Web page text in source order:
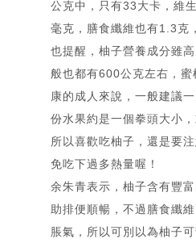
公克中，只有33大卡，維
毫克，膳食纖維也有1.3克
也提醒，柚子營養成分雖
般也都有600公克左右，蜜
康的成人來說，一般建議
份水果約是一個拳頭大小，
所以喜歡吃柚子，還是要
免吃下過多熱量喔！
余朱青表示，柚子含有豐
助排便順暢，不過膳食纖
脹氣，所以可別以為柚子